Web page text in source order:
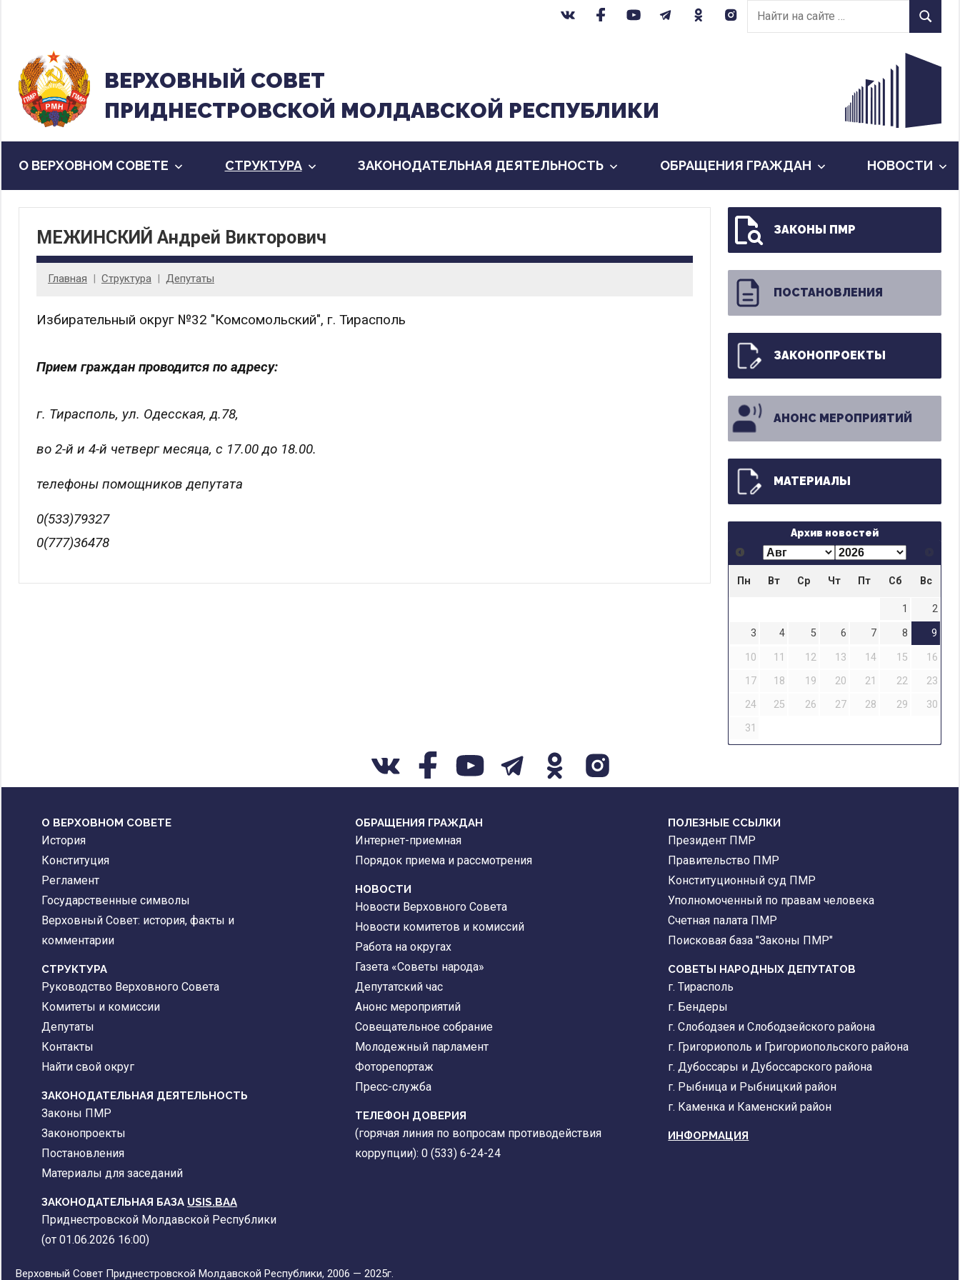
содержанию
Найти
на
Найти
ВЕРХОВНЫЙ CОВЕТ
ПРИДНЕСТРОВСКОЙ МОЛДАВСКОЙ РЕСПУБЛИКИ
О ВЕРХОВНОМ СОВЕТЕ CТРУКТУРА ЗАКОНОДАТЕЛЬНАЯ ДЕЯТЕЛЬНОСТЬ ОБРАЩЕНИЯ ГРАЖДАН НОВОСТИ
МЕЖИНСКИЙ Андрей Викторович
Главная Cтруктура Депутаты
Избирательный округ №32 "Комсомольский", г. Тирасполь
Прием граждан проводится по адресу:
г. Тирасполь, ул. Одесская, д.78,
во 2-й и 4-й четверг месяца, с 17.00 до 18.00.
телефоны помощников депутата
0(533)79327
0(777)36478
ЗАКОНЫ ПМР
ПОСТАНОВЛЕНИЯ
ЗАКОНОПРОЕКТЫ
АНОНС МЕРОПРИЯТИЙ
МАТЕРИАЛЫ
Архив новостей
Пн Вт Ср Чт Пт Сб Вс
1
2
3
4 5 6 7 8
9
10
11 12 13 14 15
16
17
18 19 20 21 22
23
24
25 26 27 28 29
30
31
О ВЕРХОВНОМ СОВЕТЕ
История
Конституция
Регламент
Государственные символы
Верховный Совет: история, факты и
комментарии
CТРУКТУРА
Руководство Верховного Совета
Комитеты и комиссии
Депутаты
Контакты
Найти свой округ
ЗАКОНОДАТЕЛЬНАЯ ДЕЯТЕЛЬНОСТЬ
Законы ПМР
Законопроекты
Постановления
Материалы для заседаний
ЗАКОНОДАТЕЛЬНАЯ БАЗА USIS.BAA
Приднестровской Молдавской Республики
(от 01.06.2026 16:00)
ОБРАЩЕНИЯ ГРАЖДАН
Интернет-приемная
Порядок приема и рассмотрения
НОВОСТИ
Новости Верховного Совета
Новости комитетов и комиссий
Работа на округах
Газета «Советы народа»
Депутатский час
Анонс мероприятий
Совещательное собрание
Молодежный парламент
Фоторепортаж
Пресс-служба
ТЕЛЕФОН ДОВЕРИЯ
(горячая линия по вопросам противодействия
коррупции): 0 (533) 6-24-24
ПОЛЕЗНЫЕ ССЫЛКИ
Президент ПМР
Правительство ПМР
Конституционный суд ПМР
Уполномоченный по правам человека
Счетная палата ПМР
Поисковая база "Законы ПМР"
СОВЕТЫ НАРОДНЫХ ДЕПУТАТОВ
г. Тирасполь
г. Бендеры
г. Слободзея и Слободзейского района
г. Григориополь и Григориопольского района
г. Дубоссары и Дубоссарского района
г. Рыбница и Рыбницкий район
г. Каменка и Каменский район
ИНФОРМАЦИЯ
Верховный Совет Приднестровской Молдавской Республики, 2006 — 2025г.